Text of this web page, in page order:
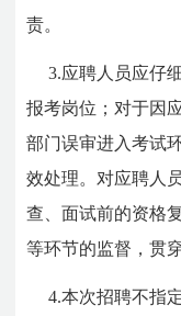
责。
3.应聘人员应仔
报考岗位；对于因
部门误审进入考试
效处理。对应聘人
查、面试前的资格
等环节的监督，贯
4.本次招聘不指